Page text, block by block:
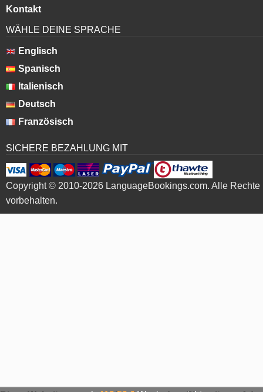
Kontakt
WÄHLE DEINE SPRACHE
Englisch
Spanisch
Italienisch
Deutsch
Französisch
SICHERE BEZAHLUNG MIT
Copyright © 2010-2026 LanguageBookings.com. Alle Rechte
vorbehalten.